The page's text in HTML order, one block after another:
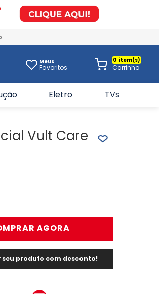
Meus
Favoritos
0
Eletro TVs
Vult Care
AGORA
seu produto com desconto!